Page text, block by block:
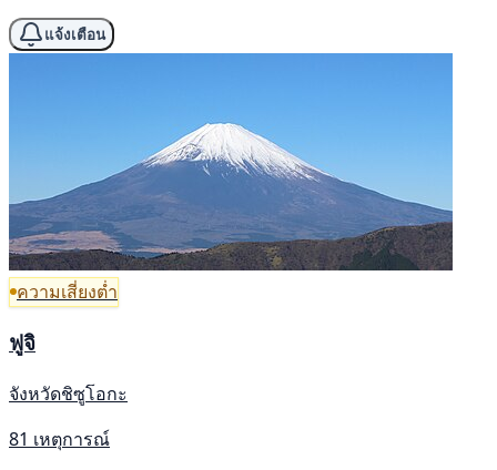
แจ้งเตือน
ความเสี่ยงต่ำ
ฟูจิ
จังหวัดชิซูโอกะ
81 เหตุการณ์